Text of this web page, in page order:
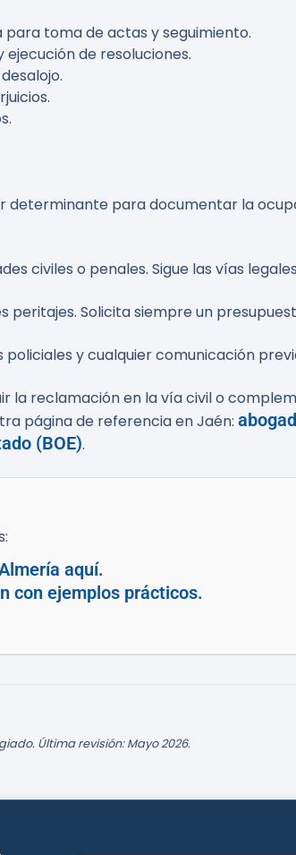
para toma de actas y seguimiento.
de resoluciones.
determinante para documentar la
civiles o penales. Sigue las vías
peritajes. Solicita siempre un
y cualquier comunicación
la reclamación en la vía civil o
página de referencia en Jaén:
(BOE).
aquí.
con ejemplos prácticos.
Última revisión: Mayo 2026.